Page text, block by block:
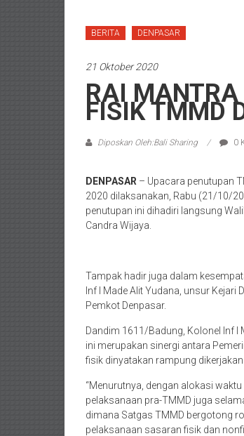
BERITA DENPASAR
21 Oktober 2020
RAI
FISIK TMMD
Diposkan Oleh:Bali Sharing 0
DENPASAR – Upacara penutupan
2020 dilaksanakan, Rabu (21/10/
penutupan ini dihadiri langsung
Candra Wijaya.
Tampak hadir juga dalam
Inf I Made Alit Yudana, unsur
Pemkot Denpasar.
Dandim 1611/Badung, Kolonel Inf I
ini merupakan sinergi antara
fisik dinyatakan rampung dikerjakan
“Menurutnya, dengan alokasi
pelaksanaan pra-TMMD juga
dimana Satgas TMMD bergotong
pelaksanaan sasaran fisik dan